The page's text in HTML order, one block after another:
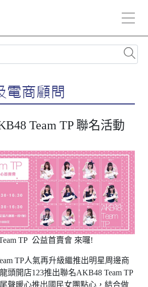
Team TP 聯名活動
TP 公益首賣會 來囉!
TP人氣再升級繼推出明星周邊商
頭開店123推出聯名AKB48 Team TP
聲暖心推出國民女團點心，結合做